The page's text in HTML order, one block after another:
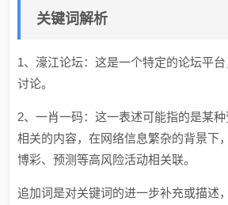
关键词解析
1、濠江论坛：这是一个特定的论坛平
讨论。
2、一肖一码：这一表述可能指的是某
相关的内容，在网络信息繁杂的背景下
博彩、预测等高风险活动相关联。
追加词是对关键词的进一步补充或描述